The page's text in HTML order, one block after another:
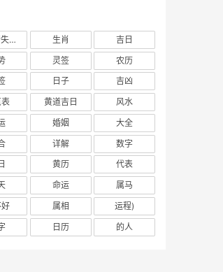
地板砖失去光泽 生肖
吉日
灵签
农历
日子
吉凶
黄道吉日
风水
婚姻
大全
详解
数字
黄历
代表
命运
属马
属相
运程)
日历 的人